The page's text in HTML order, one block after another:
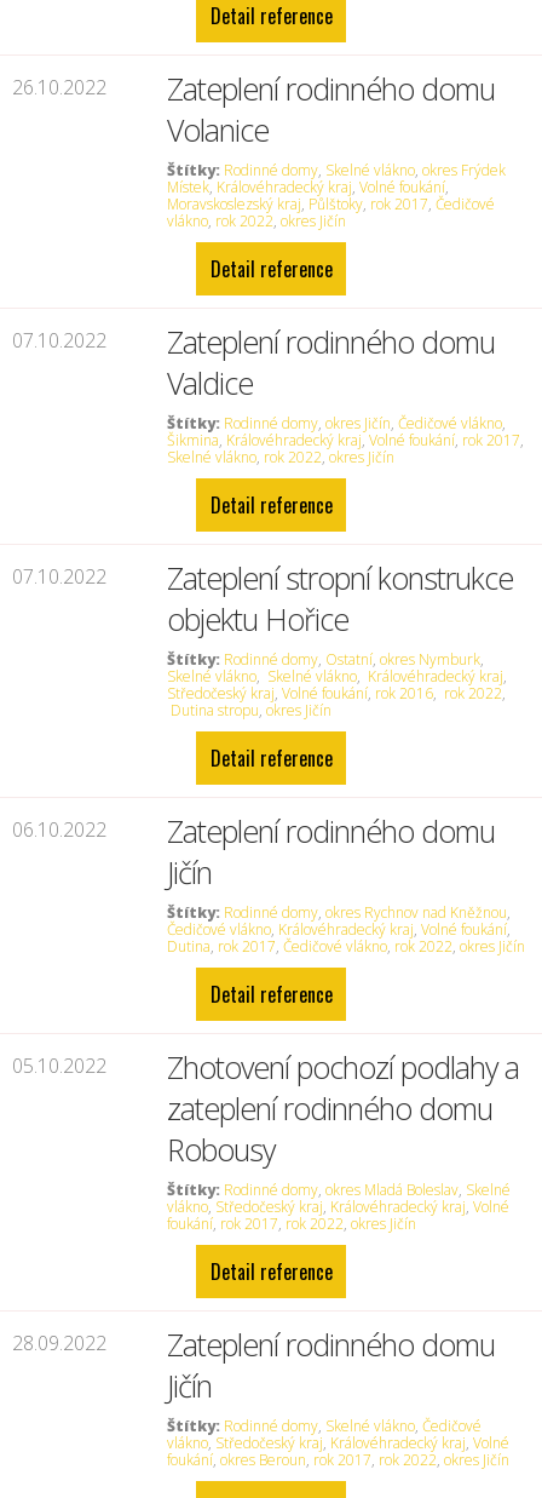
Detail reference
26.10.2022
Zateplení rodinného domu
Volanice
Štítky: Rodinné domy, Skelné vlákno,okres Frýdek
Místek, Královéhradecký kraj,Volné foukání,
Moravskoslezský kraj, Půlštoky, rok 2017,Čedičové
vlákno, rok 2022,okres Jičín
Detail reference
07.10.2022
Zateplení rodinného domu
Valdice
Štítky: Rodinné domy,okres Jičín,Čedičové vlákno,
Šikmina, Královéhradecký kraj,Volné foukání, rok 2017,
Skelné vlákno, rok 2022,okres Jičín
Detail reference
07.10.2022
Zateplení stropní konstrukce
objektu Hořice
Štítky: Rodinné domy, Ostatní,okres Nymburk,
Skelné vlákno, Skelné vlákno, Královéhradecký kraj,
Středočeský kraj,Volné foukání, rok 2016, rok 2022,
Dutina stropu,okres Jičín
Detail reference
06.10.2022
Zateplení rodinného domu
Jičín
Štítky: Rodinné domy,okres Rychnov nad Kněžnou,
Čedičové vlákno, Královéhradecký kraj,Volné foukání,
Dutina, rok 2017,Čedičové vlákno, rok 2022,okres Jičín
Detail reference
05.10.2022
Zhotovení pochozí podlahy a
zateplení rodinného domu
Robousy
Štítky: Rodinné domy,okres Mladá Boleslav, Skelné
vlákno, Středočeský kraj, Královéhradecký kraj,Volné
foukání, rok 2017, rok 2022,okres Jičín
Detail reference
28.09.2022
Zateplení rodinného domu
Jičín
Štítky: Rodinné domy, Skelné vlákno,Čedičové
vlákno, Středočeský kraj, Královéhradecký kraj,Volné
foukání,okres Beroun, rok 2017, rok 2022,okres Jičín